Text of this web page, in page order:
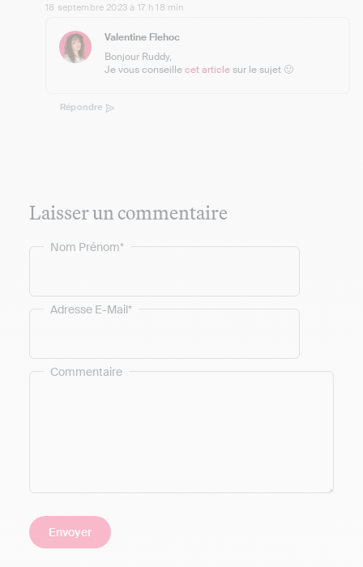
18 septembre 2023 à 17 h 18 min
Valentine Flehoc
Bonjour Ruddy,
Je vous conseillecet articlesur le sujet 🙂
Répondre
Laisser un commentaire
Commentaire
Nom Prénom*
Adresse E-Mail*